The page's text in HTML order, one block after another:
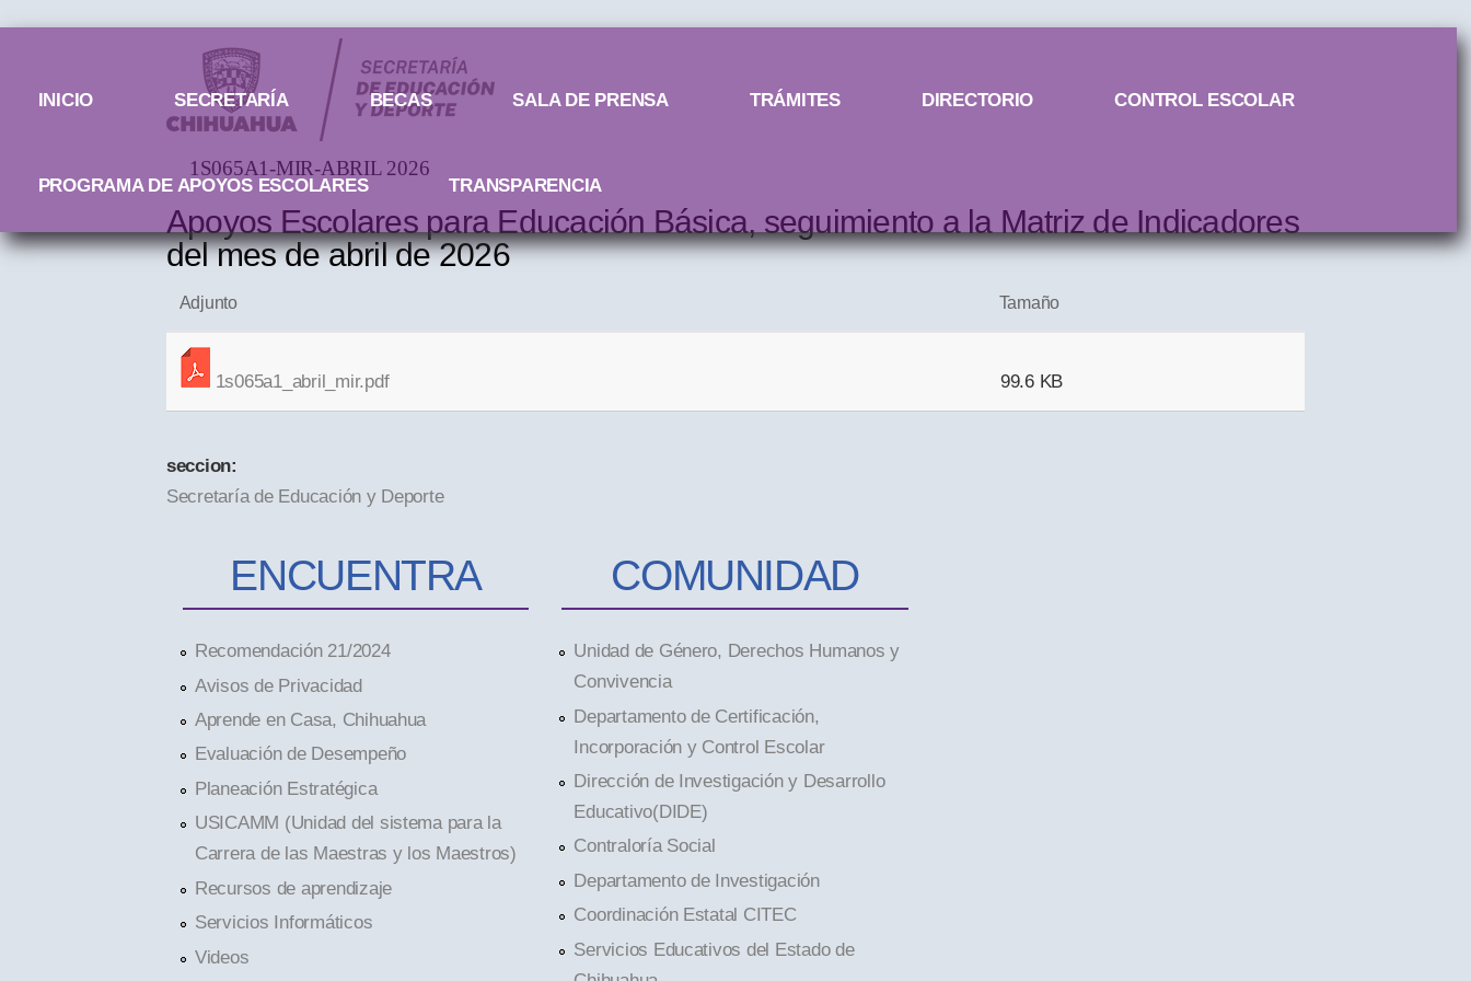
Menú principal
INICIO SECRETARÍA BECAS SALA DE PRENSA TRÁMITES DIRECTORIO CONTROL ESCOLAR
PROGRAMA DE APOYOS ESCOLARES TRANSPARENCIA
1S065A1-MIR-ABRIL 2026
Apoyos Escolares para Educación Básica, seguimiento a la Matriz de Indicadores
del mes de abril de 2026
Adjunto Tamaño
1s065a1_abril_mir.pdf 99.6 KB
seccion:
Secretaría de Educación y Deporte
ENCUENTRA
Recomendación 21/2024
Avisos de Privacidad
Aprende en Casa, Chihuahua
Evaluación de Desempeño
Planeación Estratégica
USICAMM (Unidad del sistema para la
Carrera de las Maestras y los Maestros)
Recursos de aprendizaje
Servicios Informáticos
Videos
COMUNIDAD
Unidad de Género, Derechos Humanos y
Convivencia
Departamento de Certificación,
Incorporación y Control Escolar
Dirección de Investigación y Desarrollo
Educativo(DIDE)
Contraloría Social
Departamento de Investigación
Coordinación Estatal CITEC
Servicios Educativos del Estado de